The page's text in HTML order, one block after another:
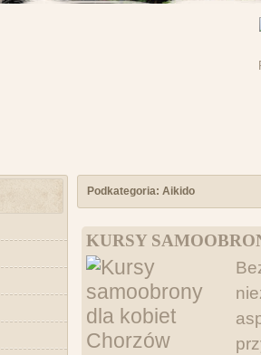
Podkategoria: Aikido
KURSY